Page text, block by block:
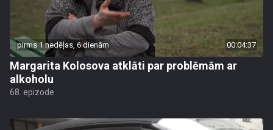
pirms 1 nedēļas, 6 dienām 00:04:37
Margarita Kolosova atklāti par problēmām ar
alkoholu
68. epizode